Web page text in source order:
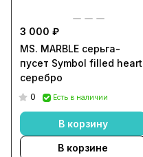
3 000 ₽
MS. MARBLE серьга-
пусет Symbol filled heart
серебро
0 Есть в наличии
В корзину
В корзине